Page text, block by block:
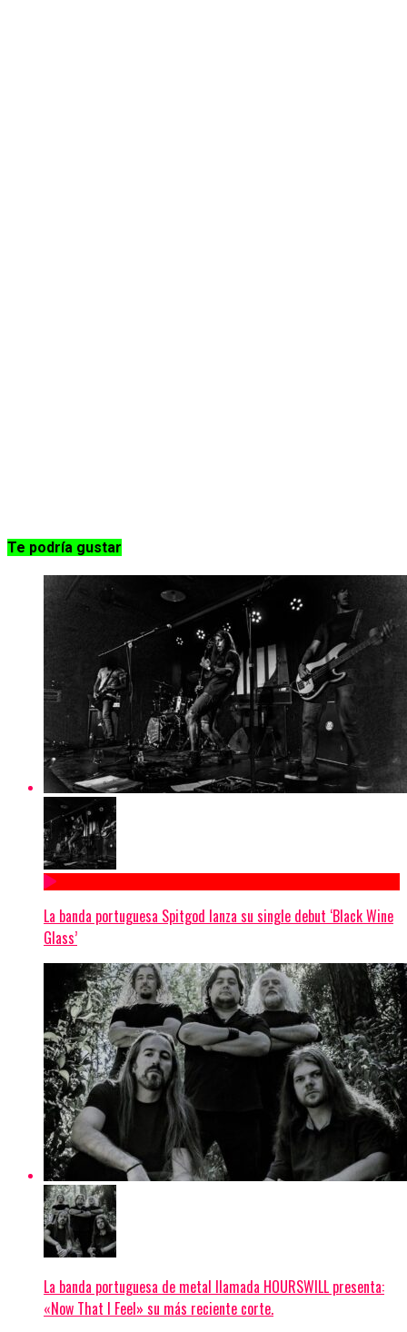
Te podría gustar
La banda portuguesa Spitgod lanza su single debut ‘Black Wine
Glass’
La banda portuguesa de metal llamada HOURSWILL presenta:
«Now That I Feel» su más reciente corte.